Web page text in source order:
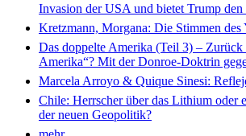
Invasion der USA und bietet Trump
Kretzmann, Morgana: Die Stimmen des
Das doppelte Amerika (Teil 3) – Zurück
Amerika“? Mit der Donroe-Doktrin
Marcela Arroyo & Quique Sinesi:
Chile: Herrscher über das Lithium oder
der neuen Geopolitik?